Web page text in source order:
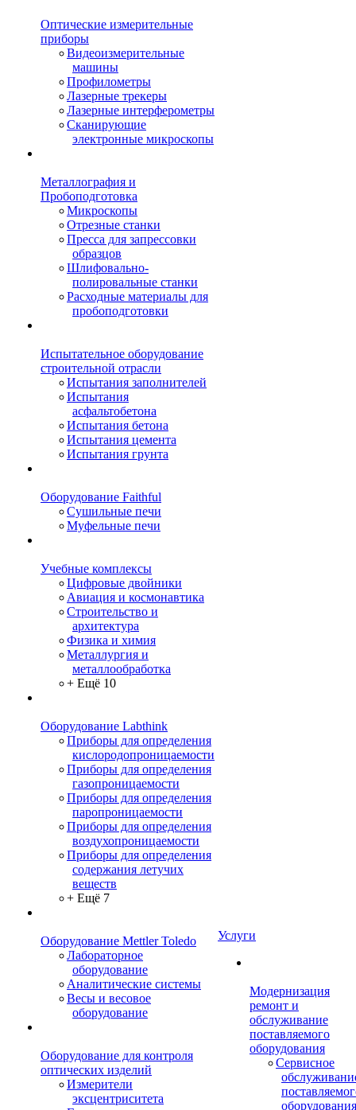
Оптические измерительные
приборы
Видеоизмерительные
машины
Профилометры
Лазерные трекеры
Лазерные интерферометры
Сканирующие
электронные микроскопы
Металлография и
Пробоподготовка
Микроскопы
Отрезные станки
Пресса для запрессовки
образцов
Шлифовально-
полировальные станки
Расходные материалы для
пробоподготовки
Испытательное оборудование
строительной отрасли
Испытания заполнителей
Испытания
асфальтобетона
Испытания бетона
Испытания цемента
Испытания грунта
Оборудование Faithful
Сушильные печи
Муфельные печи
Учебные комплексы
Цифровые двойники
Авиация и космонавтика
Строительство и
архитектура
Физика и химия
Металлургия и
металлообработка
+ Ещё 10
Оборудование Labthink
Приборы для определения
кислородопроницаемости
Приборы для определения
газопроницаемости
Приборы для определения
паропроницаемости
Приборы для определения
воздухопроницаемости
Приборы для определения
содержания летучих
веществ
+ Ещё 7
Оборудование Mettler Toledo
Лабораторное
оборудование
Аналитические системы
Весы и весовое
оборудование
Оборудование для контроля
оптических изделий
Измерители
эксцентриситета
Услуги
Модернизация
ремонт и
обслуживание
поставляемого
оборудования
Сервисное
оборудования